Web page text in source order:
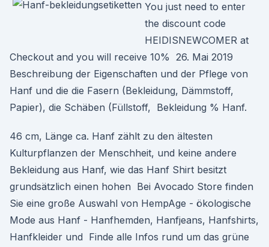
You just need to enter
the discount code
HEIDISNEWCOMER at
Checkout and you will receive 10% 26. Mai 2019
Beschreibung der Eigenschaften und der Pflege von
Hanf und die die Fasern (Bekleidung, Dämmstoff,
Papier), die Schäben (Füllstoff, Bekleidung % Hanf.
46 cm, Länge ca. Hanf zählt zu den ältesten
Kulturpflanzen der Menschheit, und keine andere
Bekleidung aus Hanf, wie das Hanf Shirt besitzt
grundsätzlich einen hohen Bei Avocado Store finden
Sie eine große Auswahl von HempAge - ökologische
Mode aus Hanf - Hanfhemden, Hanfjeans, Hanfshirts,
Hanfkleider und Finde alle Infos rund um das grüne